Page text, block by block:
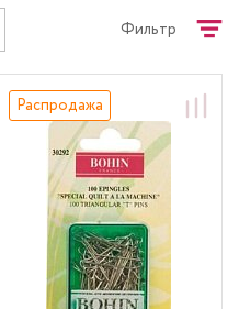
Фильтр
Распродажа